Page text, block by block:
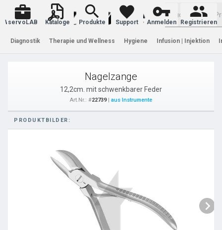
Warenkorb
servoLAB Kataloge Produkte Support Anmelden Registrieren
Diagnostik Therapie und Wellness Hygiene Infusion | Injektion
Nagelzange
12,2cm. mit schwenkbarer Feder
Art.Nr.: #22739| aus Instrumente
PRODUKTBILDER: